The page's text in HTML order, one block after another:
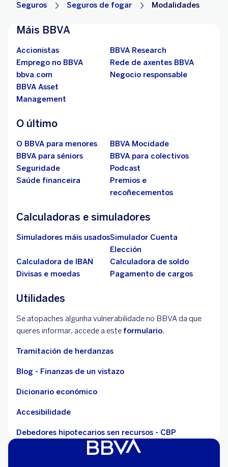
Seguros Seguros de fogar Modalidades
Máis BBVA
Accionistas
BBVA Research
Emprego no BBVA
Rede de axentes BBVA
bbva.com
Negocio responsable
BBVA Asset
Management
O último
O BBVA para menores
BBVA Mocidade
BBVA para séniors
BBVA para colectivos
Seguridade
Podcast
Saúde financeira
Premios e
recoñecementos
Calculadoras e simuladores
Simuladores máis usadosSimulador Cuenta
Elección
Calculadora de IBAN
Calculadora de soldo
Divisas e moedas
Pagamento de cargos
Utilidades
Se atopaches algunha vulnerabilidade no BBVA da que
queres informar, accede a este formulario.
Tramitación de herdanzas
Blog - Finanzas de un vistazo
Dicionario económico
Accesibilidade
Debedores hipotecarios sen recursos - CBP